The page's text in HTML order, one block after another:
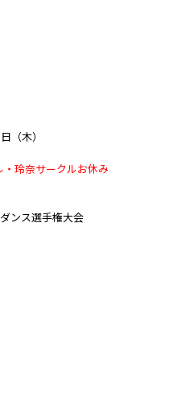
（木）
・玲奈サークルお休み
ンス選手権大会